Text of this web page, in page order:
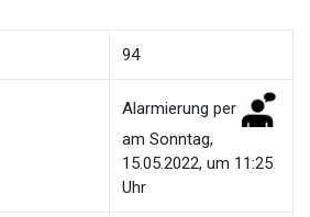
94
Alarmierung per
am Sonntag,
15.05.2022, um 11:25
Uhr